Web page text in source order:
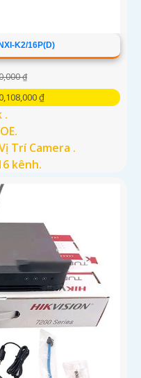
K2/16P(D)
₫
₫
.
Trí Camera .
kênh.